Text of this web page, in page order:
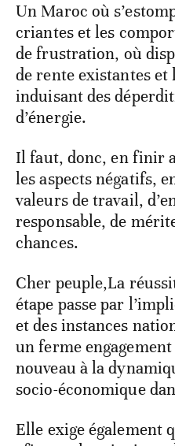
Un Maroc où
criantes et les
de frustration, où
de rente existantes
induisant des
d’énergie.
Il faut, donc, en finir
les aspects négatifs,
valeurs de travail,
responsable, de
chances.
Cher peuple,La
étape passe par
et des instances
un ferme
nouveau à la
socio-économique
Elle exige également